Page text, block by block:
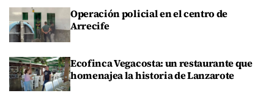
Operación policial en el centro de
Arrecife
Ecofinca Vegacosta: un restaurante que
homenajea la historia de Lanzarote